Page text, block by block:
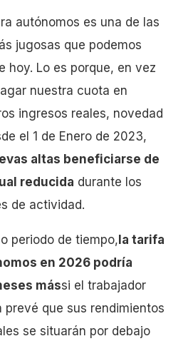
autónomos es una de las
jugosas que podemos
hoy. Lo es porque, en vez
nuestra cuota en
ingresos reales, novedad
el 1 de Enero de 2023,
altas beneficiarse de
reducida durante los
de actividad.
periodo de tiempo, la tarifa
en 2026 podría
mássi el trabajador
prevé que sus rendimientos
se situarán por debajo